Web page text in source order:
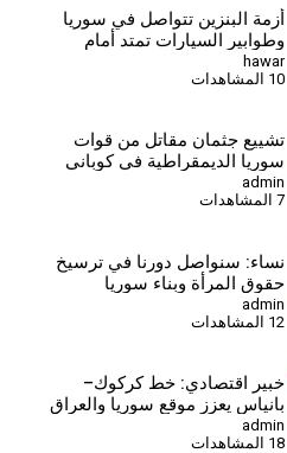
البنزين تتواصل في سوريا
السيارات تمتد أمام
الوقود
جثمان مقاتل من قوات
الديمقراطية في كوباني
سنواصل دورنا في ترسيخ
المرأة وبناء سوريا
اقتصادي: خط كركوك–
يعزز موقع سوريا والعراق
النفوذ التركي